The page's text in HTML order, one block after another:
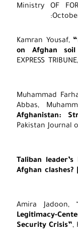
Ministry OF
on Afghan
EXPRESS
Muhammad
Abbas,
Afghanistan:
Pakistan Journal
Taliban
Afghan
Legitimacy-
Security Crisis”,